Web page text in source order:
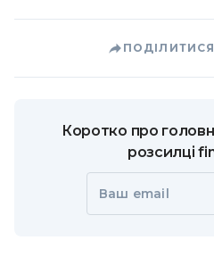
Коротко про
розсилці
Ваш email